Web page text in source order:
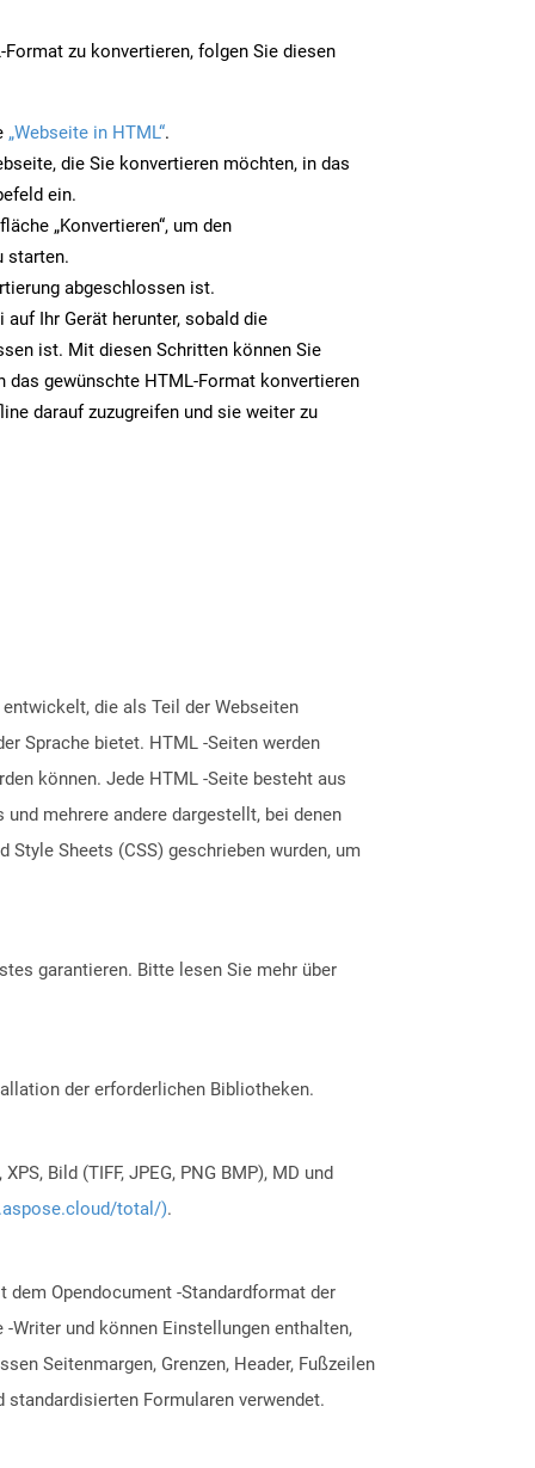
zu konvertieren, folgen Sie diesen
„Webseite in HTML“.
die Sie konvertieren möchten, in das
ein.
„Konvertieren“, um den
starten.
abgeschlossen ist.
auf Ihr Gerät herunter, sobald die
ist. Mit diesen Schritten können Sie
das gewünschte HTML-Format konvertieren
darauf zuzugreifen und sie weiter zu
die als Teil der Webseiten
Sprache bietet. HTML -Seiten werden
können. Jede HTML -Seite besteht aus
mehrere andere dargestellt, bei denen
Sheets (CSS) geschrieben wurden, um
garantieren. Bitte lesen Sie mehr über
der erforderlichen Bibliotheken.
Bild (TIFF, JPEG, PNG BMP), MD und
total/).
Opendocument -Standardformat der
Writer und können Einstellungen enthalten,
Seitenmargen, Grenzen, Header, Fußzeilen
Formularen verwendet.